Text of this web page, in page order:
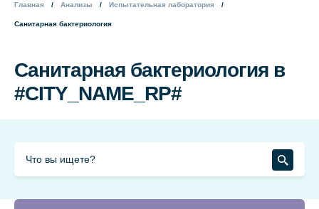
Главная Анализы Испытательная лаборатория
Санитарная бактериология
Санитарная бактериология в
#CITY_NAME_RP#